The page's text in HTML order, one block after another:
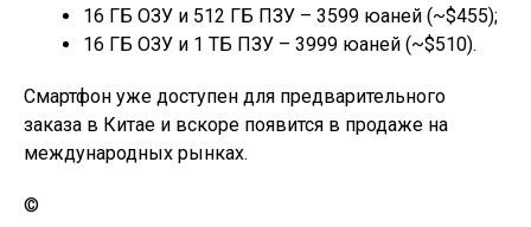
16 ГБ ОЗУ и 512 ГБ ПЗУ – 3599 юаней (~$455);
16 ГБ ОЗУ и 1 ТБ ПЗУ – 3999 юаней (~$510).
Смартфон уже доступен для предварительного
заказа в Китае и вскоре появится в продаже на
международных рынках.
©